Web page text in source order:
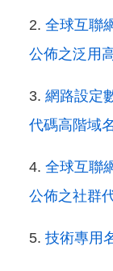
全球互聯
公佈之泛用
網路設定
代碼高階域名
全球互聯
公佈之社群
技術專用